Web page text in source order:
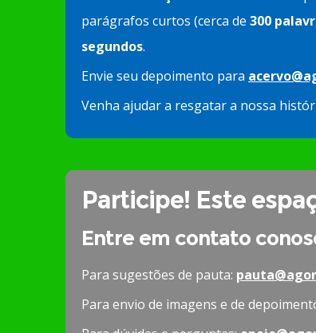
parágrafos curtos (cerca de 300
segundos.
Envie seu depoimento para
Venha ajudar a resgatar a nossa
Participe! Este
Entre em contato
Para sugestões de pauta:
Para envio de imagens e de